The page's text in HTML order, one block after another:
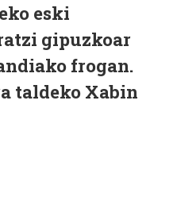
eski
gipuzkoar
frogan.
taldeko Xabin